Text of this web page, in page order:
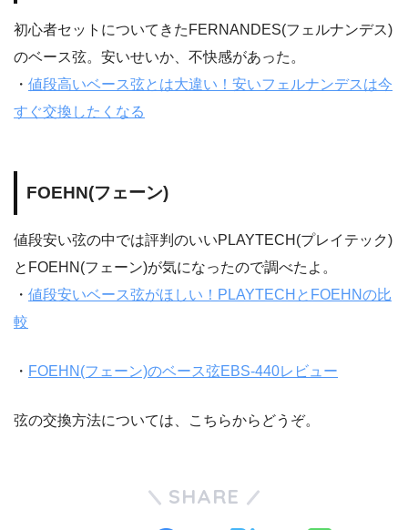
初心者セットについてきたFERNANDES(フェルナンデス)
のベース弦。安いせいか、不快感があった。
・ 値段高いベース弦とは大違い！安いフェルナンデスは今
すぐ交換したくなる
FOEHN(フェーン)
値段安い弦の中では評判のいいPLAYTECH(プレイテック)
とFOEHN(フェーン)が気になったので調べたよ。
・ 値段安いベース弦がほしい！PLAYTECHとFOEHNの比
較
・ FOEHN(フェーン)のベース弦EBS-440レビュー
弦の交換方法については、こちらからどうぞ。
SHARE